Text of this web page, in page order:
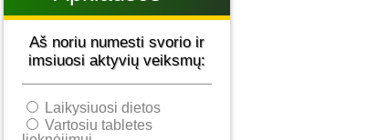
Aš noriu numesti svorio ir
imsiuosi aktyvių veiksmų:
Laikysiuosi dietos
Vartosiu tabletes